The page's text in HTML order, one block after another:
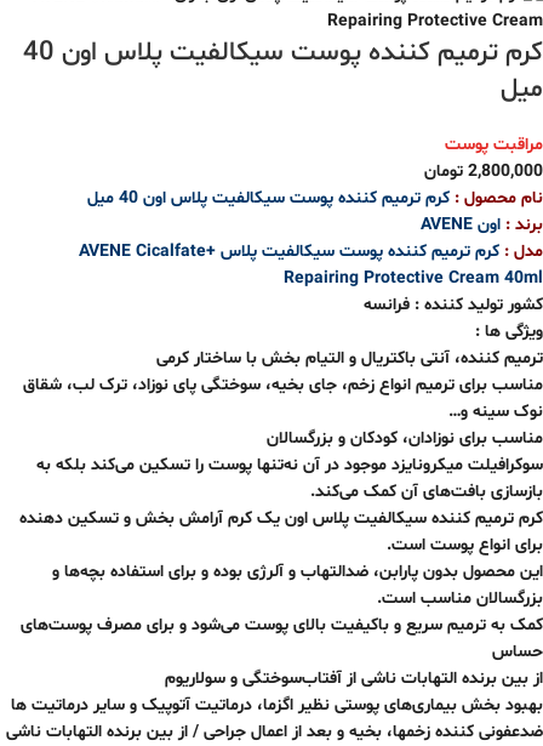
کرم ترمیم کننده پوست سیکالفیت پلاس اون 40
میل
مراقبت پوست
2,800,000 تومان
نام محصول : کرم ترمیم کننده پوست سیکالفیت پلاس اون 40 میل
برند : اون AVENE
مدل : کرم ترمیم کننده پوست سیکالفیت پلاس AVENE Cicalfate+
Repairing Protective Cream 40ml
کشور تولید کننده : فرانسه
ویژگی ها :
ترمیم کننده، آنتی باکتریال و التیام بخش با ساختار کرمی
مناسب برای ترمیم انواع زخم، جای بخیه، سوختگی پای نوزاد، ترک لب، شقاق
نوک سینه و…
مناسب برای نوزادان، کودکان و بزرگسالان
سوکرافیلت میکرونایزد موجود در آن نه‌تنها پوست را تسکین می‌کند بلکه به
بازسازی بافت‌های آن کمک می‌کند.
کرم ترمیم کننده سیکالفیت پلاس اون یک کرم آرامش بخش و تسکین دهنده
برای انواع پوست است.
این محصول بدون پارابن، ضدالتهاب و آلرژی بوده و برای استفاده بچه‌ها و
بزرگسالان مناسب است.
کمک به ترمیم سریع و باکیفیت بالای پوست می‌شود و برای مصرف پوست‌های
حساس
از بین برنده التهابات ناشی از آفتاب‌سوختگی و سولاریوم
بهبود بخش بیماری‌های پوستی نظیر اگزما، درماتیت آتوپیک و سایر درماتیت ها
ضدعفونی کننده زخمها، بخیه و بعد از اعمال جراحی / از بین برنده التهابات ناشی